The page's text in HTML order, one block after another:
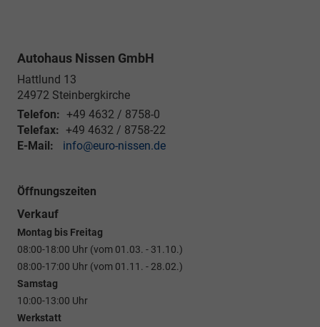
Autohaus Nissen GmbH
Hattlund 13
24972 Steinbergkirche
Telefon: +49 4632 / 8758-0
Telefax: +49 4632 / 8758-22
E-Mail:
info@euro-nissen.de
Öffnungszeiten
Verkauf
Montag bis Freitag
08:00-18:00 Uhr (vom 01.03. - 31.10.)
08:00-17:00 Uhr (vom 01.11. - 28.02.)
Samstag
10:00-13:00 Uhr
Werkstatt